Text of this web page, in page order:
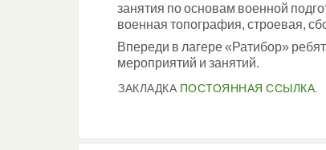
занятия по основам военной
военная топография, строевая,
Впереди в лагере «Ратибор»
мероприятий и занятий.
ЗАКЛАДКА ПОСТОЯННАЯ ССЫЛКА